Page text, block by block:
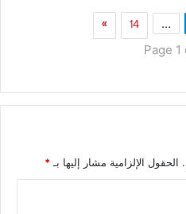
…
14
»
Page 1
الحقول الإلزامية مشار إليها بـ *